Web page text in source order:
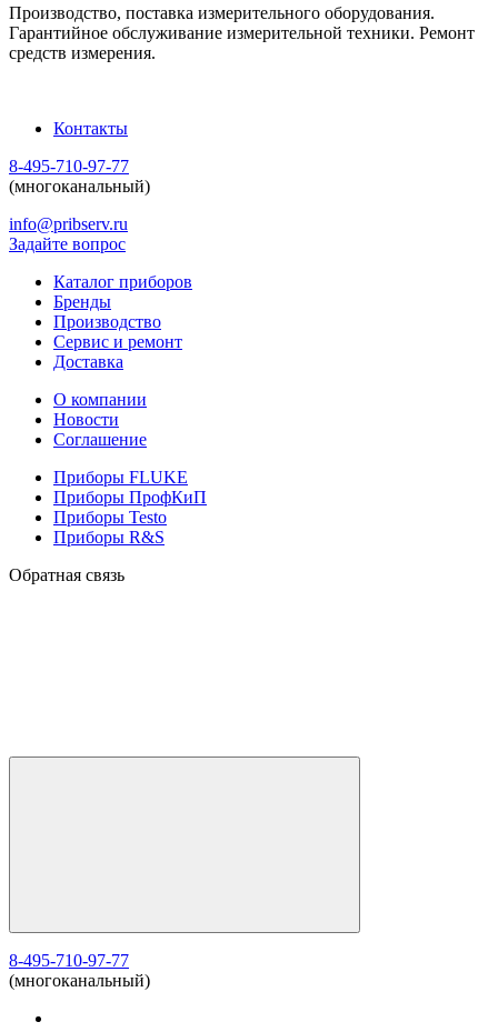
Производство, поставка измерительного оборудования.
Гарантийное обслуживание измерительной техники. Ремонт
средств измерения.
Контакты
8-495-710-97-77
(многоканальный)
info@pribserv.ru
Задайте вопрос
Каталог приборов
Бренды
Производство
Сервис и ремонт
Доставка
О компании
Новости
Соглашение
Приборы FLUKE
Приборы ПрофКиП
Приборы Testo
Приборы R&S
Обратная связь
8-495-710-97-77
(многоканальный)